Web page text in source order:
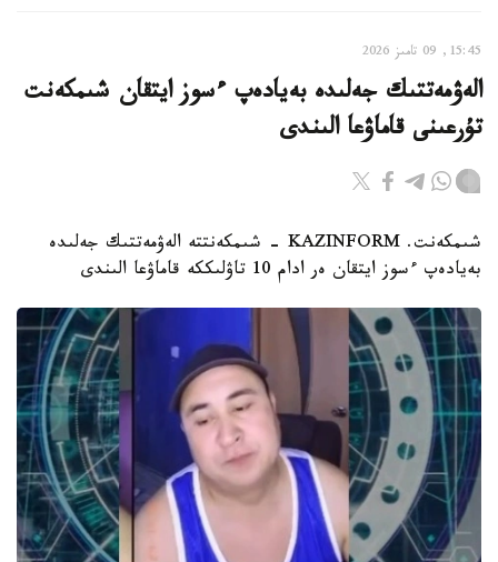
15:45, 09 تامىز 2026
الەۋمەتتىك جەلىدە بەيادەپ ءسوز ايتقان شىمكەنت
تۇرعىنى قاماۋعا الىندى
شىمكەنت. KAZINFORM - شىمكەنتتە الەۋمەتتىك جەلىدە
بەيادەپ ءسوز ايتقان ەر ادام 10 تاۋلىككە قاماۋعا الىندى